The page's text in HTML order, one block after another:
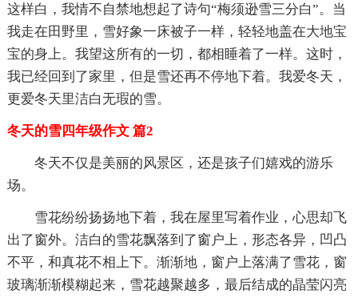
这样白，我情不自禁地想起了诗句“梅须逊雪三分白”。当
我走在田野里，雪好象一床被子一样，轻轻地盖在大地宝
宝的身上。我望这所有的一切，都相睡着了一样。这时，
我已经回到了家里，但是雪还再不停地下着。我爱冬天，
更爱冬天里洁白无瑕的雪。
冬天的雪四年级作文 篇2
冬天不仅是美丽的风景区，还是孩子们嬉戏的游乐
场。
雪花纷纷扬扬地下着，我在屋里写着作业，心思却飞
出了窗外。洁白的雪花飘落到了窗户上，形态各异，凹凸
不平，和真花不相上下。渐渐地，窗户上落满了雪花，窗
玻璃渐渐模糊起来，雪花越聚越多，最后结成的晶莹闪亮